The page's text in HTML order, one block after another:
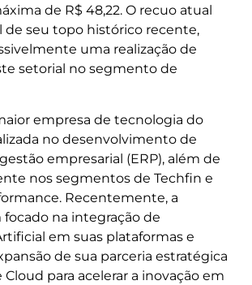
de R$ 48,22. O recuo atual
de seu topo histórico recente,
uma realização de
setorial no segmento de
empresa de tecnologia do
no desenvolvimento de
empresarial (ERP), além de
nos segmentos de Techfin e
Recentemente, a
na integração de
em suas plataformas e
de sua parceria estratégica
Cloud para acelerar a inovação em